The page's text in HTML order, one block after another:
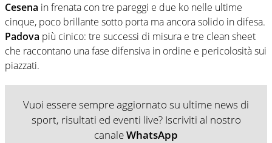
Cesena in frenata con tre pareggi e due ko nelle ultime
cinque, poco brillante sotto porta ma ancora solido in difesa.
Padova più cinico: tre successi di misura e tre clean sheet
che raccontano una fase difensiva in ordine e pericolosità sui
piazzati.
Vuoi essere sempre aggiornato su ultime news di
sport, risultati ed eventi live? Iscriviti al nostro
canaleWhatsApp